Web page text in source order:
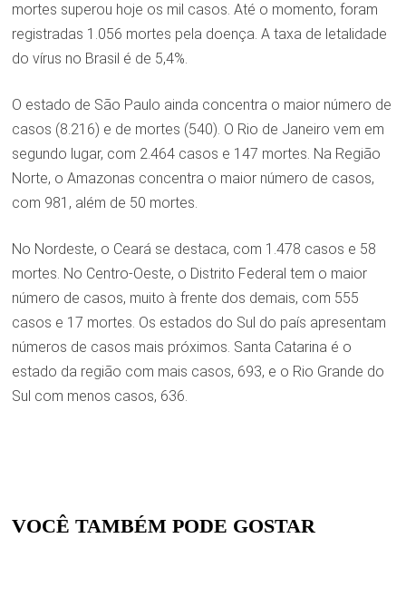
mortes superou hoje os mil casos. Até o momento, foram
registradas 1.056 mortes pela doença. A taxa de letalidade
do vírus no Brasil é de 5,4%.
O estado de São Paulo ainda concentra o maior número de
casos (8.216) e de mortes (540). O Rio de Janeiro vem em
segundo lugar, com 2.464 casos e 147 mortes. Na Região
Norte, o Amazonas concentra o maior número de casos,
com 981, além de 50 mortes.
No Nordeste, o Ceará se destaca, com 1.478 casos e 58
mortes. No Centro-Oeste, o Distrito Federal tem o maior
número de casos, muito à frente dos demais, com 555
casos e 17 mortes. Os estados do Sul do país apresentam
números de casos mais próximos. Santa Catarina é o
estado da região com mais casos, 693, e o Rio Grande do
Sul com menos casos, 636.
VOCÊ TAMBÉM PODE GOSTAR